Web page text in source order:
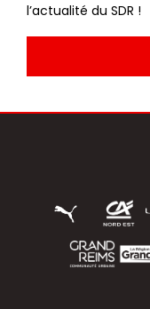
l’actualité du SDR !